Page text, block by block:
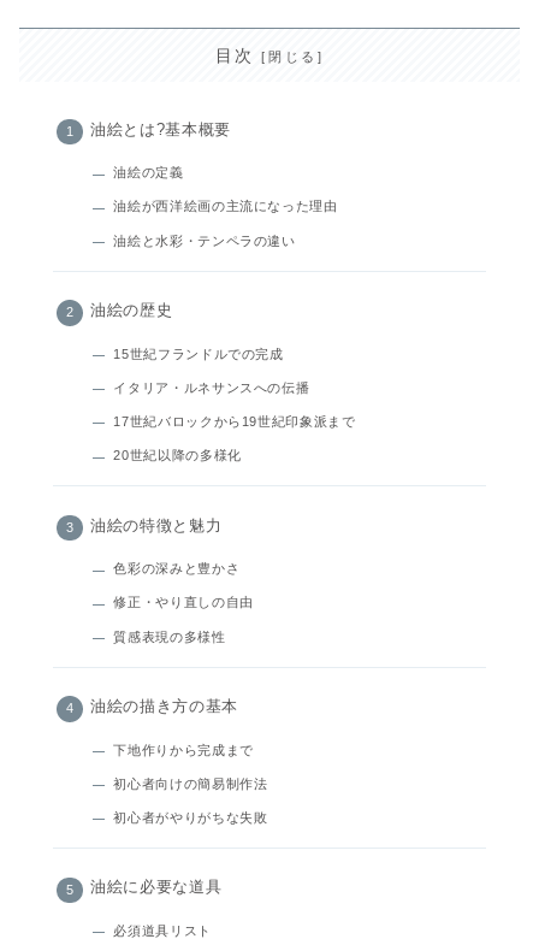
目次
油絵とは?基本概要
油絵の定義
油絵が西洋絵画の主流になった理由
油絵と水彩・テンペラの違い
油絵の歴史
15世紀フランドルでの完成
イタリア・ルネサンスへの伝播
17世紀バロックから19世紀印象派まで
20世紀以降の多様化
油絵の特徴と魅力
色彩の深みと豊かさ
修正・やり直しの自由
質感表現の多様性
油絵の描き方の基本
下地作りから完成まで
初心者向けの簡易制作法
初心者がやりがちな失敗
油絵に必要な道具
必須道具リスト